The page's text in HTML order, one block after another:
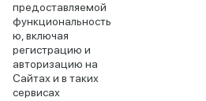
предоставляемой
функциональность
ю, включая
регистрацию и
авторизацию на
Сайтах и в таких
сервисах